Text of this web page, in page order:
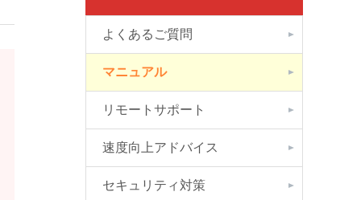
よくあるご質問
マニュアル
リモートサポート
速度向上アドバイス
セキュリティ対策